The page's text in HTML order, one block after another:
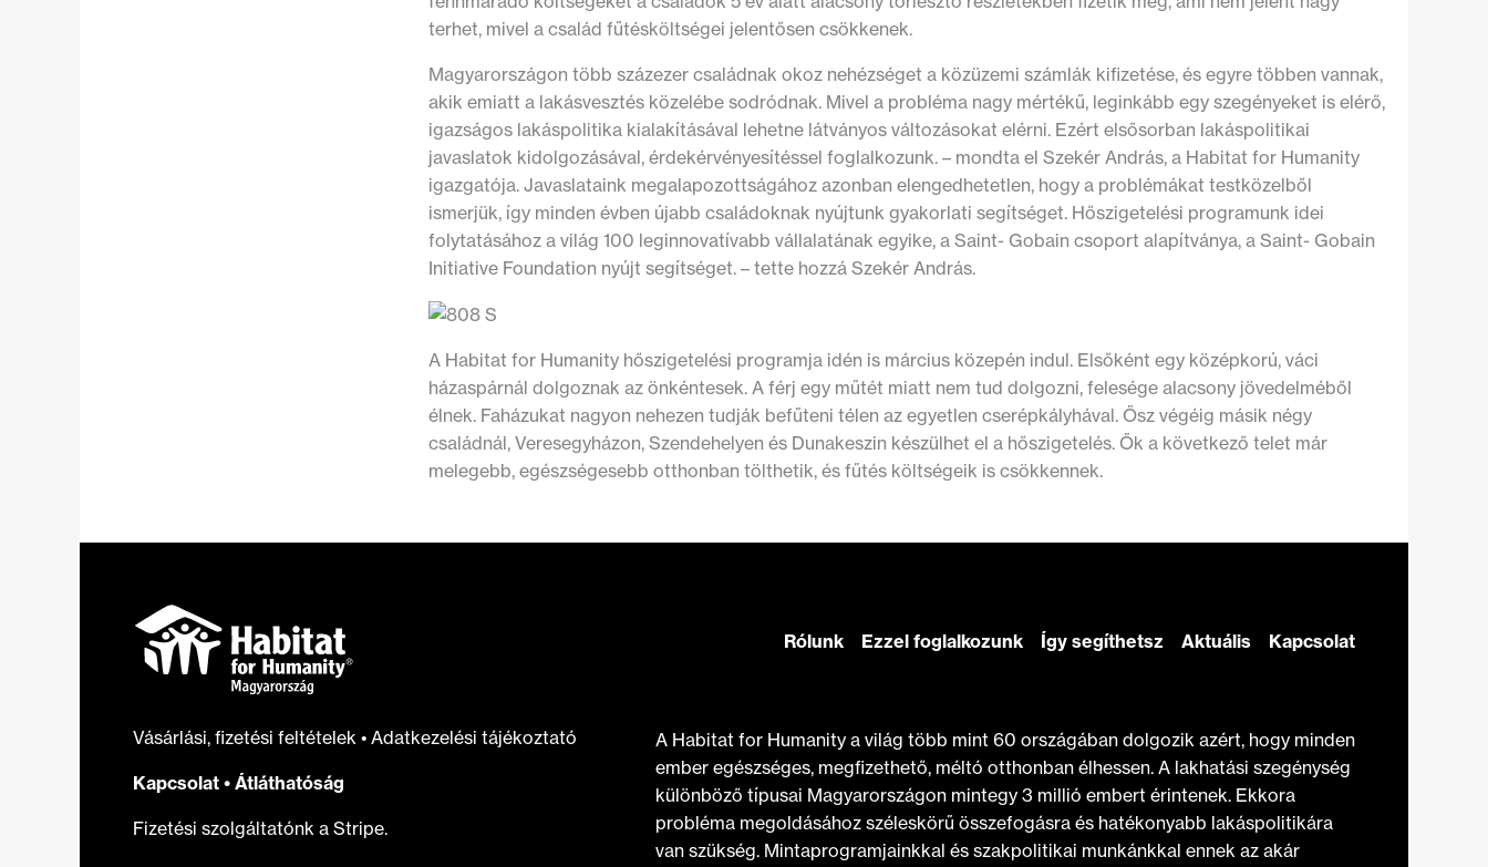
terhet, mivel a család fűtésköltségei jelentősen csökkenek.
Magyarországon több százezer családnak okoz nehézséget a közüzemi számlák kifizetése, és egyre többen vannak,
akik emiatt a lakásvesztés közelébe sodródnak. Mivel a probléma nagy mértékű, leginkább egy szegényeket is elérő,
igazságos lakáspolitika kialakításával lehetne látványos változásokat elérni. Ezért elsősorban lakáspolitikai
javaslatok kidolgozásával, érdekérvényesítéssel foglalkozunk. – mondta el Szekér András, a Habitat for Humanity
igazgatója. Javaslataink megalapozottságához azonban elengedhetetlen, hogy a problémákat testközelből
ismerjük, így minden évben újabb családoknak nyújtunk gyakorlati segítséget. Hőszigetelési programunk idei
folytatásához a világ 100 leginnovatívabb vállalatának egyike, a Saint- Gobain csoport alapítványa, a Saint- Gobain
Initiative Foundation nyújt segítséget. – tette hozzá Szekér András.
A Habitat for Humanity hőszigetelési programja idén is március közepén indul. Elsőként egy középkorú, váci
házaspárnál dolgoznak az önkéntesek. A férj egy műtét miatt nem tud dolgozni, felesége alacsony jövedelméből
élnek. Faházukat nagyon nehezen tudják befűteni télen az egyetlen cserépkályhával. Ősz végéig másik négy
családnál, Veresegyházon, Szendehelyen és Dunakeszin készülhet el a hőszigetelés. Ők a következő telet már
melegebb, egészségesebb otthonban tölthetik, és fűtés költségeik is csökkennek.
Vásárlási, fizetési feltételek • Adatkezelési tájékoztató
Kapcsolat • Átláthatóság
Fizetési szolgáltatónk a Stripe.
Rólunk Ezzel foglalkozunk Így segíthetsz Aktuális Kapcsolat
A Habitat for Humanity a világ több mint 60 országában dolgozik azért, hogy minden
ember egészséges, megfizethető, méltó otthonban élhessen. A lakhatási szegénység
különböző típusai Magyarországon mintegy 3 millió embert érintenek. Ekkora
probléma megoldásához széleskörű összefogásra és hatékonyabb lakáspolitikára
van szükség. Mintaprogramjainkkal és szakpolitikai munkánkkal ennek az akár